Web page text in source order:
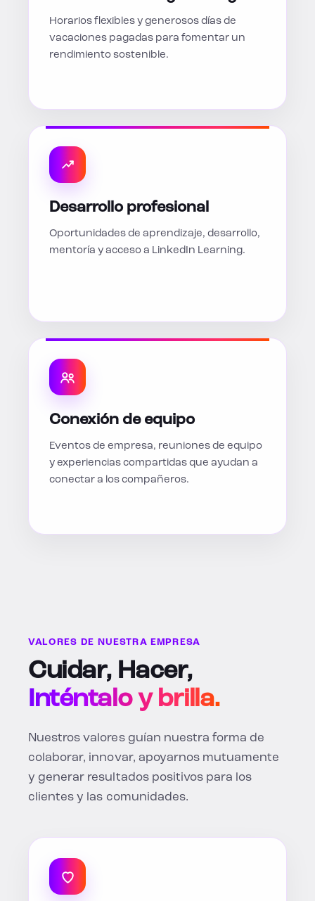
Horarios flexibles y generosos días de
vacaciones pagadas para fomentar un
rendimiento sostenible.
Desarrollo profesional
Oportunidades de aprendizaje, desarrollo,
mentoría y acceso a LinkedIn Learning.
Conexión de equipo
Eventos de empresa, reuniones de equipo
y experiencias compartidas que ayudan a
conectar a los compañeros.
VALORES DE NUESTRA EMPRESA
Cuidar, Hacer,
Inténtalo y brilla.
Nuestros valores guían nuestra forma de
colaborar, innovar, apoyarnos mutuamente
y generar resultados positivos para los
clientes y las comunidades.